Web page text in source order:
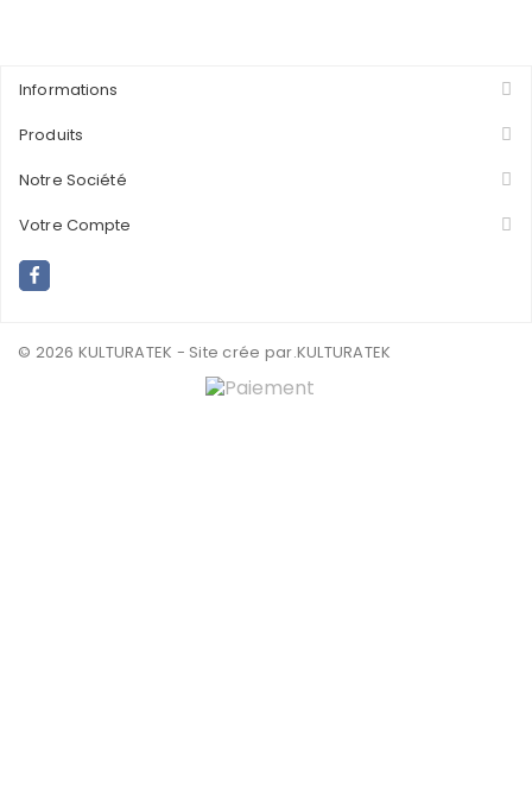
Informations
Produits
Notre Société
Votre Compte
© 2026 KULTURATEK - Site crée par.KULTURATEK